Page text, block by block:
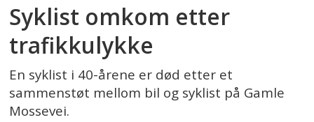
Syklist omkom etter
trafikkulykke
En syklist i 40-årene er død etter et
sammenstøt mellom bil og syklist på Gamle
Mossevei.